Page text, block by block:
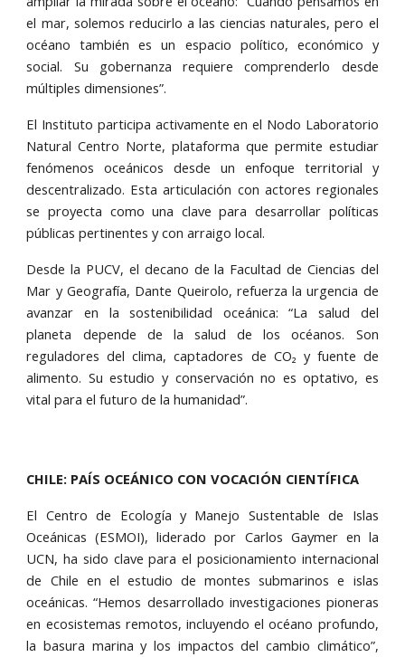
el mar, solemos reducirlo a las ciencias naturales, pero el
océano también es un espacio político, económico y
social. Su gobernanza requiere comprenderlo desde
múltiples dimensiones”.
El Instituto participa activamente en el Nodo Laboratorio
Natural Centro Norte, plataforma que permite estudiar
fenómenos oceánicos desde un enfoque territorial y
descentralizado. Esta articulación con actores regionales
se proyecta como una clave para desarrollar políticas
públicas pertinentes y con arraigo local.
Desde la PUCV, el decano de la Facultad de Ciencias del
Mar y Geografía, Dante Queirolo, refuerza la urgencia de
avanzar en la sostenibilidad oceánica: “La salud del
planeta depende de la salud de los océanos. Son
reguladores del clima, captadores de CO₂ y fuente de
alimento. Su estudio y conservación no es optativo, es
vital para el futuro de la humanidad”.
CHILE: PAÍS OCEÁNICO CON VOCACIÓN CIENTÍFICA
El Centro de Ecología y Manejo Sustentable de Islas
Oceánicas (ESMOI), liderado por Carlos Gaymer en la
UCN, ha sido clave para el posicionamiento internacional
de Chile en el estudio de montes submarinos e islas
oceánicas. “Hemos desarrollado investigaciones pioneras
en ecosistemas remotos, incluyendo el océano profundo,
la basura marina y los impactos del cambio climático”,